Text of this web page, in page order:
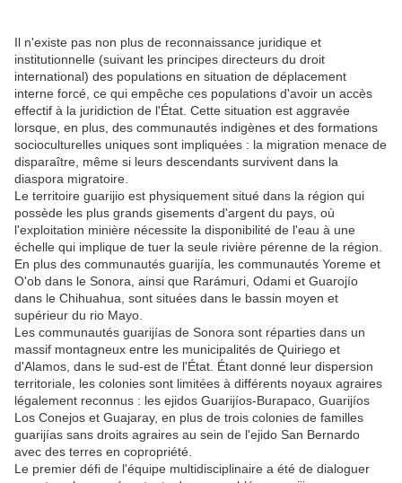
Il n'existe pas non plus de reconnaissance juridique et
institutionnelle (suivant les principes directeurs du droit
international) des populations en situation de déplacement
interne forcé, ce qui empêche ces populations d'avoir un accès
effectif à la juridiction de l'État. Cette situation est aggravée
lorsque, en plus, des communautés indigènes et des formations
socioculturelles uniques sont impliquées : la migration menace de
disparaître, même si leurs descendants survivent dans la
diaspora migratoire.
Le territoire guarijio est physiquement situé dans la région qui
possède les plus grands gisements d'argent du pays, où
l'exploitation minière nécessite la disponibilité de l'eau à une
échelle qui implique de tuer la seule rivière pérenne de la région.
En plus des communautés guarijía, les communautés Yoreme et
O'ob dans le Sonora, ainsi que Rarámuri, Odami et Guarojío
dans le Chihuahua, sont situées dans le bassin moyen et
supérieur du rio Mayo.
Les communautés guarijías de Sonora sont réparties dans un
massif montagneux entre les municipalités de Quiriego et
d'Alamos, dans le sud-est de l'État. Étant donné leur dispersion
territoriale, les colonies sont limitées à différents noyaux agraires
légalement reconnus : les ejidos Guarijíos-Burapaco, Guarijíos
Los Conejos et Guajaray, en plus de trois colonies de familles
guarijías sans droits agraires au sein de l'ejido San Bernardo
avec des terres en copropriété.
Le premier défi de l'équipe multidisciplinaire a été de dialoguer